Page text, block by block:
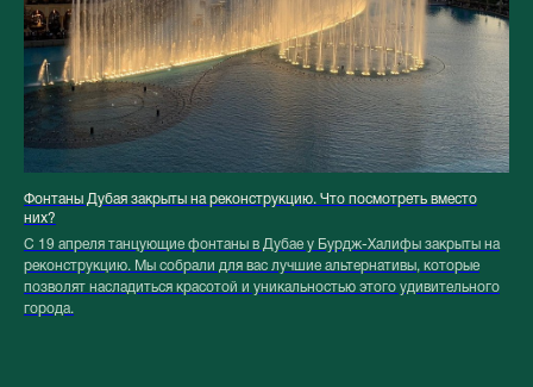
Фонтаны Дубая закрыты на реконструкцию. Что посмотреть вместо
них?
С 19 апреля танцующие фонтаны в Дубае у Бурдж-Халифы закрыты на
реконструкцию. Мы собрали для вас лучшие альтернативы, которые
позволят насладиться красотой и уникальностью этого удивительного
города.